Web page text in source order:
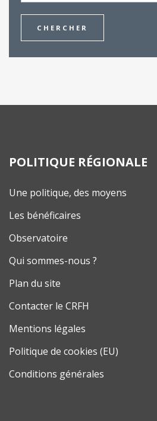
POLITIQUE RÉGIONALE
Une politique, des moyens
Les bénéficaires
Observatoire
Qui sommes-nous ?
Plan du site
Contacter le CRFH
Mentions légales
Politique de cookies (EU)
Conditions générales